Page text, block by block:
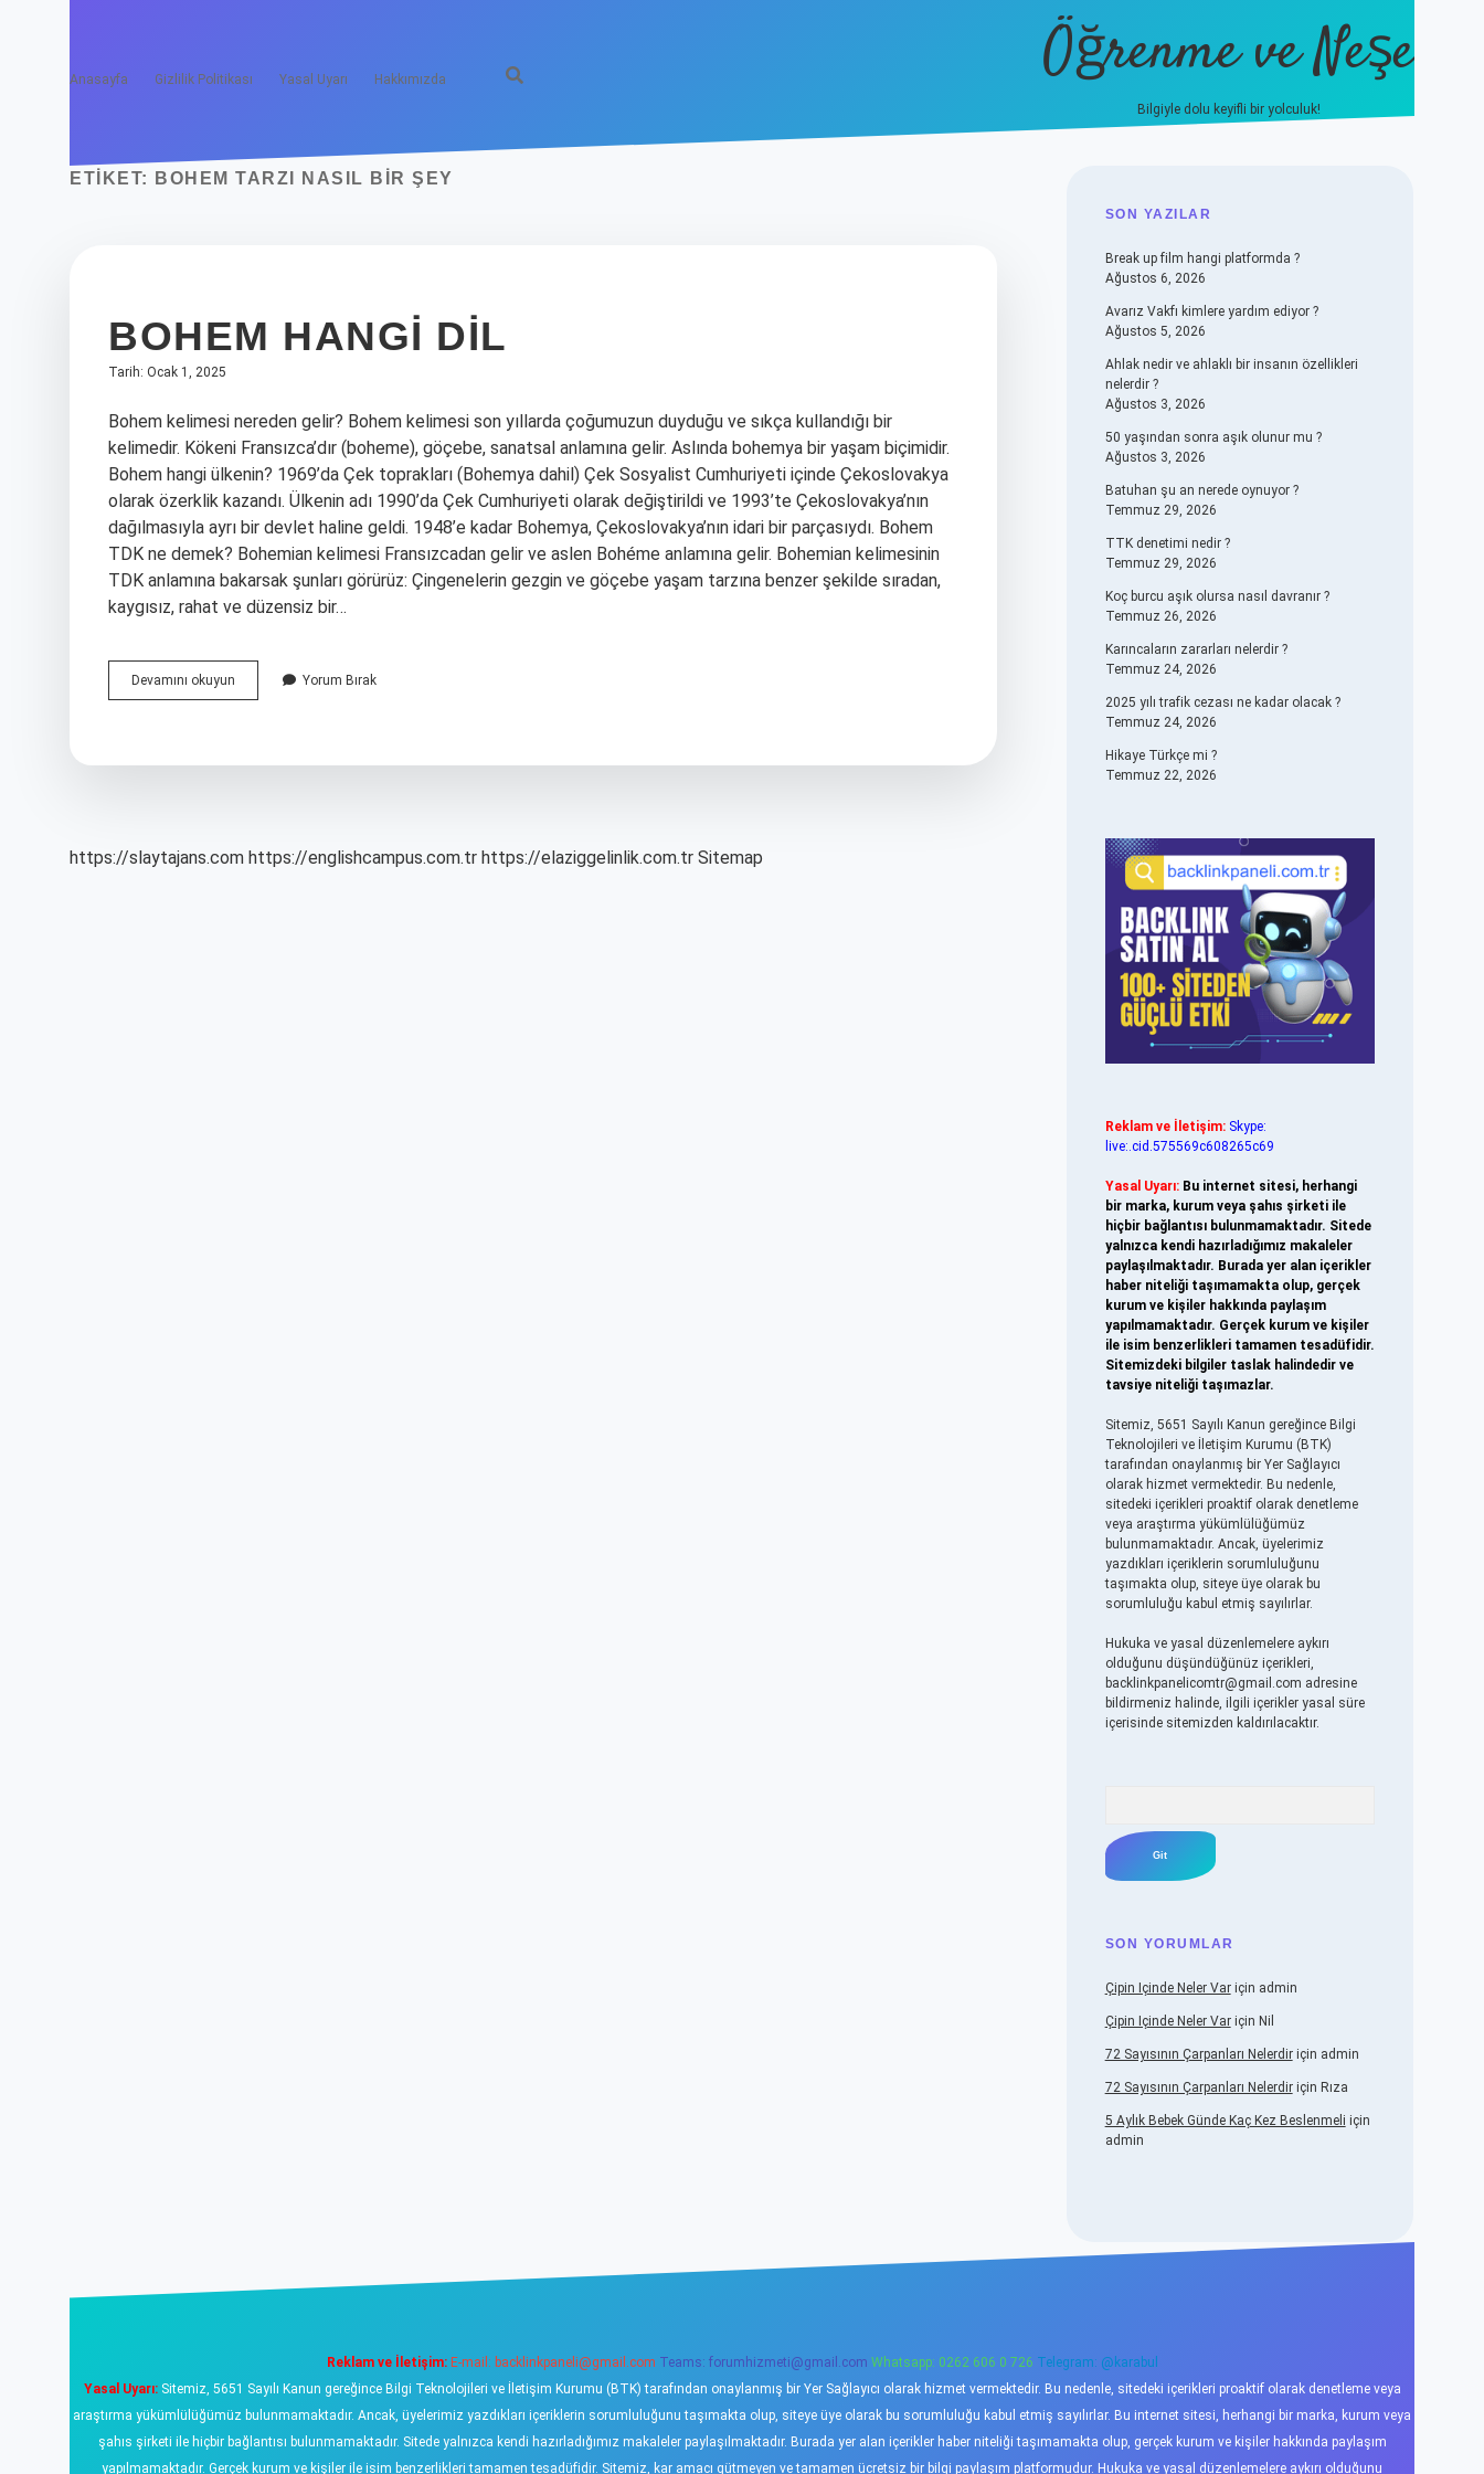
Anasayfa Gizlilik Politikası Yasal Uyarı Hakkımızda Öğrenme ve Neşe
Bilgiyle dolu keyifli bir yolculuk!
ETIKET: BOHEM TARZI NASIL BIR ŞEY
BOHEM HANGI DIL
Tarih: Ocak 1, 2025
Bohem kelimesi nereden gelir? Bohem kelimesi son yıllarda çoğumuzun duyduğu ve sıkça kullandığı bir
kelimedir. Kökeni Fransızca’dır (boheme), göçebe, sanatsal anlamına gelir. Aslında bohemya bir yaşam biçimidir.
Bohem hangi ülkenin? 1969’da Çek toprakları (Bohemya dahil) Çek Sosyalist Cumhuriyeti içinde Çekoslovakya
olarak özerklik kazandı. Ülkenin adı 1990’da Çek Cumhuriyeti olarak değiştirildi ve 1993’te Çekoslovakya’nın
dağılmasıyla ayrı bir devlet haline geldi. 1948’e kadar Bohemya, Çekoslovakya’nın idari bir parçasıydı. Bohem
TDK ne demek? Bohemian kelimesi Fransızcadan gelir ve aslen Bohéme anlamına gelir. Bohemian kelimesinin
TDK anlamına bakarsak şunları görürüz: Çingenelerin gezgin ve göçebe yaşam tarzına benzer şekilde sıradan,
kaygısız, rahat ve düzensiz bir…
Devamını okuyun
Hangi
Yorum Bırak
https://slaytajans.com https://englishcampus.com.tr https://elaziggelinlik.com.tr Sitemap
SIDEBAR
SON YAZILAR
Break up film hangi platformda ?
Ağustos 6, 2026
Avarız Vakfı kimlere yardım ediyor ?
Ağustos 5, 2026
Ahlak nedir ve ahlaklı bir insanın özellikleri
nelerdir ?
Ağustos 3, 2026
50 yaşından sonra aşık olunur mu ?
Ağustos 3, 2026
Batuhan şu an nerede oynuyor ?
Temmuz 29, 2026
TTK denetimi nedir ?
Temmuz 29, 2026
Koç burcu aşık olursa nasıl davranır ?
Temmuz 26, 2026
Karıncaların zararları nelerdir ?
Temmuz 24, 2026
2025 yılı trafik cezası ne kadar olacak ?
Temmuz 24, 2026
Hikaye Türkçe mi ?
Temmuz 22, 2026
Reklam ve İletişim: Skype:
live:.cid.575569c608265c69
Yasal Uyarı: Bu internet sitesi, herhangi
bir marka, kurum veya şahıs şirketi ile
hiçbir bağlantısı bulunmamaktadır. Sitede
yalnızca kendi hazırladığımız makaleler
paylaşılmaktadır. Burada yer alan içerikler
haber niteliği taşımamakta olup, gerçek
kurum ve kişiler hakkında paylaşım
yapılmamaktadır. Gerçek kurum ve kişiler
ile isim benzerlikleri tamamen tesadüfidir.
Sitemizdeki bilgiler taslak halindedir ve
tavsiye niteliği taşımazlar.
Sitemiz, 5651 Sayılı Kanun gereğince Bilgi
Teknolojileri ve İletişim Kurumu (BTK)
tarafından onaylanmış bir Yer Sağlayıcı
olarak hizmet vermektedir. Bu nedenle,
sitedeki içerikleri proaktif olarak denetleme
veya araştırma yükümlülüğümüz
bulunmamaktadır. Ancak, üyelerimiz
yazdıkları içeriklerin sorumluluğunu
taşımakta olup, siteye üye olarak bu
sorumluluğu kabul etmiş sayılırlar.
Hukuka ve yasal düzenlemelere aykırı
olduğunu düşündüğünüz içerikleri,
backlinkpanelicomtr@gmail.com adresine
bildirmeniz halinde, ilgili içerikler yasal süre
içerisinde sitemizden kaldırılacaktır.
SON YORUMLAR
Çipin Içinde Neler Variçin admin
Çipin Içinde Neler Variçin Nil
72 Sayısının Çarpanları Nelerdiriçin admin
72 Sayısının Çarpanları Nelerdiriçin Rıza
5 Aylık Bebek Günde Kaç Kez Beslenmeli için
admin
Reklam ve İletişim: E-mail: backlinkpaneli@gmail.com Teams: forumhizmeti@gmail.com Whatsapp: 0262 606 0 726 Telegram: @karabul
Yasal Uyarı:Sitemiz, 5651 Sayılı Kanun gereğince Bilgi Teknolojileri ve İletişim Kurumu (BTK) tarafından onaylanmış bir Yer Sağlayıcı olarak hizmet vermektedir. Bu nedenle, sitedeki içerikleri proaktif olarak denetleme veya
araştırma yükümlülüğümüz bulunmamaktadır. Ancak, üyelerimiz yazdıkları içeriklerin sorumluluğunu taşımakta olup, siteye üye olarak bu sorumluluğu kabul etmiş sayılırlar. Bu internet sitesi, herhangi bir marka, kurum veya
şahıs şirketi ile hiçbir bağlantısı bulunmamaktadır. Sitede yalnızca kendi hazırladığımız makaleler paylaşılmaktadır. Burada yer alan içerikler haber niteliği taşımamakta olup, gerçek kurum ve kişiler hakkında paylaşım
yapılmamaktadır. Gerçek kurum ve kişiler ile isim benzerlikleri tamamen tesadüfidir. Sitemiz, kar amacı gütmeyen ve tamamen ücretsiz bir bilgi paylaşım platformudur. Hukuka ve yasal düzenlemelere aykırı olduğunu